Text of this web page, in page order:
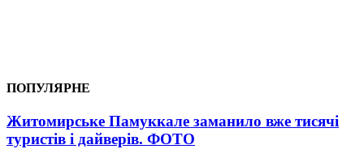
ПОПУЛЯРНЕ
Житомирське Памуккале заманило вже тисячі
туристів і дайверів. ФОТО